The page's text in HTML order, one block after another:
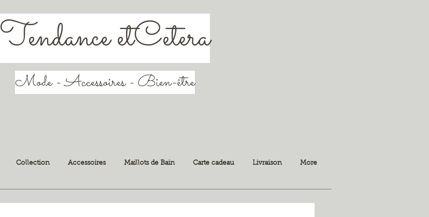
Tendance etCetera
Mode - Accessoires - Bien-être
Collection Accessoires Maillots de Bain Carte cadeau Livraison More